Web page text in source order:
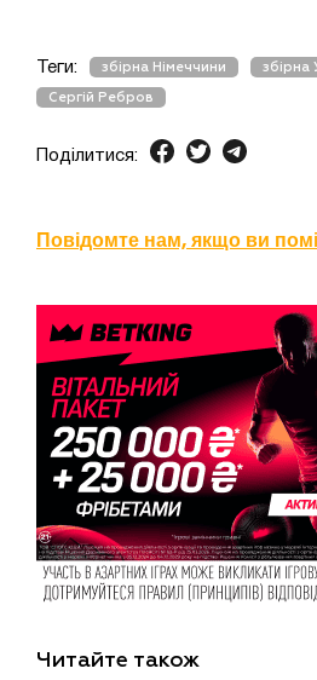
Теги: збірна Німеччини збірна
Сергій Ребров
Поділитися:
Повідомте нам, якщо ви
Читайте також